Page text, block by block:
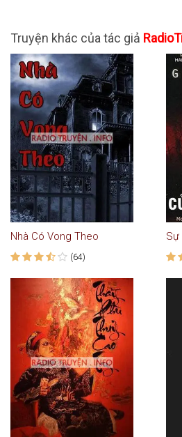
Truyện khác của tác giả
Nhà Có Vong Theo
(64)